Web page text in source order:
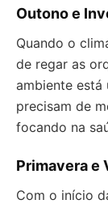
Outono e
Quando o
de regar as
ambiente está
precisam de
focando na
Primavera e
Com o início